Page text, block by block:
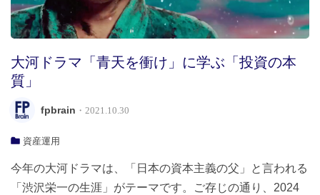
大河ドラマ「青天を衝け」に学ぶ「投資の本
質」
fpbrain ・2021.10.30
資産運用
今年の大河ドラマは、「日本の資本主義の父」と言われる
「渋沢栄一の生涯」がテーマです。ご存じの通り、2024